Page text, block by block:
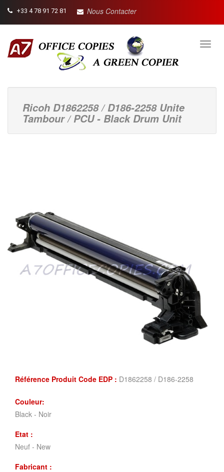
+33 4 78 91 72 81 Nous Contacter
Ricoh D1862258 / D186-2258 Unite
Tambour / PCU - Black Drum Unit
Référence Produit Code EDP : D1862258 / D186-2258
Couleur:
Black - Noir
Etat :
Neuf - New
Fabricant :